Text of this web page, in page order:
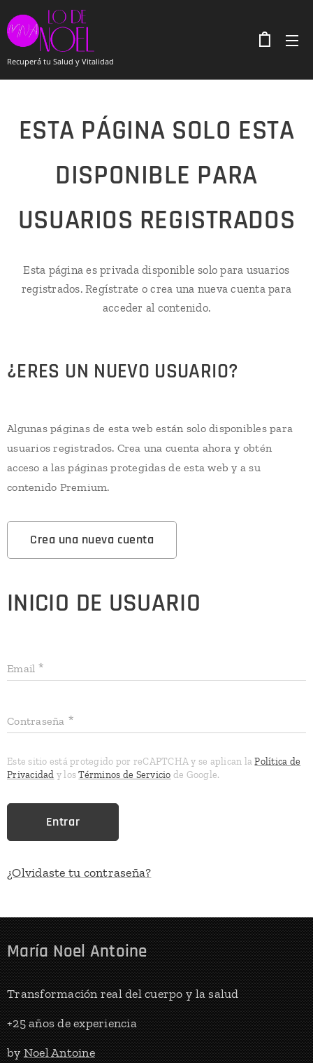
Recuperá tu Salud y Vitalidad
ESTA PÁGINA SOLO ESTA
DISPONIBLE PARA
USUARIOS REGISTRADOS
Esta página es privada disponible solo para usuarios
registrados. Regístrate o crea una nueva cuenta para
acceder al contenido.
¿ERES UN NUEVO USUARIO?
Algunas páginas de esta web están solo disponibles para
usuarios registrados. Crea una cuenta ahora y obtén
acceso a las páginas protegidas de esta web y a su
contenido Premium.
Crea una nueva cuenta
INICIO DE USUARIO
Email
Contraseña
Este sitio está protegido por reCAPTCHA y se aplican laPolítica de
Privacidad y losTérminos de Servicio de Google.
Entrar
¿Olvidaste tu contraseña?
María Noel Antoine
Transformación real del cuerpo y la salud
+25 años de experiencia
byNoel Antoine